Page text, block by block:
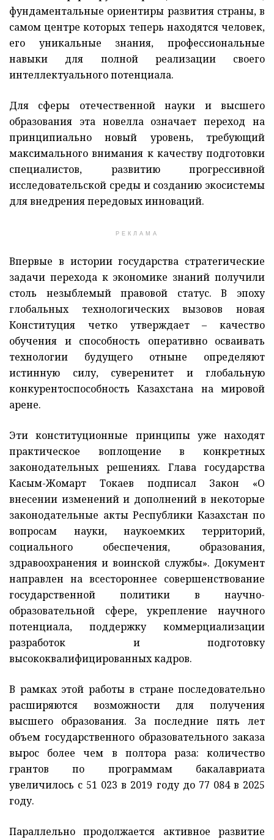
фундаментальные ориентиры развития страны, в
самом центре которых теперь находятся человек,
его уникальные знания, профессиональные
навыки для полной реализации своего
интеллектуального потенциала.
Для сферы отечественной науки и высшего
образования эта новелла означает переход на
принципиально новый уровень, требующий
максимального внимания к качеству подготовки
специалистов, развитию прогрессивной
исследовательской среды и созданию экосистемы
для внедрения передовых инноваций.
РЕКЛАМА
Впервые в истории государства стратегические
задачи перехода к экономике знаний получили
столь незыблемый правовой статус. В эпоху
глобальных технологических вызовов новая
Конституция четко утверждает – качество
обучения и способность оперативно осваивать
технологии будущего отныне определяют
истинную силу, суверенитет и глобальную
конкурентоспособность Казахстана на мировой
арене.
Эти конституционные принципы уже находят
практическое воплощение в конкретных
законодательных решениях. Глава государства
Касым-Жомарт Токаев подписал Закон «О
внесении изменений и дополнений в некоторые
законодательные акты Республики Казахстан по
вопросам науки, наукоемких территорий,
социального обеспечения, образования,
здравоохранения и воинской службы». Документ
направлен на всестороннее совершенствование
государственной политики в научно-
образовательной сфере, укрепление научного
потенциала, поддержку коммерциализации
разработок и подготовку
высококвалифицированных кадров.
В рамках этой работы в стране последовательно
расширяются возможности для получения
высшего образования. За последние пять лет
объем государственного образовательного заказа
вырос более чем в полтора раза: количество
грантов по программам бакалавриата
увеличилось с 51 023 в 2019 году до 77 084 в 2025
году.
Параллельно продолжается активное развитие